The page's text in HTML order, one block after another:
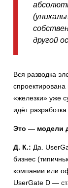
другой
Вся разводка
«железки» уже
идёт
Это — модели
Д. К.: Да.
бизнес
компании или
UserGate D —